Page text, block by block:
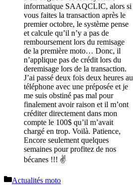
informatique SAAQCLIC, alors si
vous faites la transaction après le
premier octobre, le système pense
et calcule qu’il n’y a pas de
remboursement lors du remisage
de la première moto… Donc, il
n’applique pas de crédit lors du
deremisage lors de la transaction.
J’ai passé deux fois deux heures au
téléphone avec une préposée et je
me suis obstiné pas mal pour
finalement avoir raison et il m’ont
créditer directement dans mon
compte le 100$ qu’il m’avait
chargé en trop. Voilà. Patience,
Encore seulement quelques
semaines pour profitez de nos
bécanes !!! ✌️
Catégories
Actualités moto